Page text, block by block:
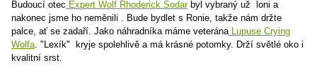
Budoucí otec Expert Wolf Rhoderick Sodarbyl vybraný už loni a
nakonec jsme ho neměnili . Bude bydlet s Ronie, takže nám držte
palce, ať se zadaří. Jako náhradníka máme veteránaLupuse Crying
Wolfa. "Lexík" kryje spolehlivě a má krásné potomky. Drží světlé oko i
kvalitní srst.